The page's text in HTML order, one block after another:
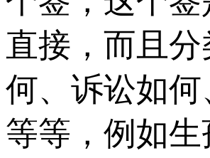
直接，而且
何、诉讼如
等等，例如